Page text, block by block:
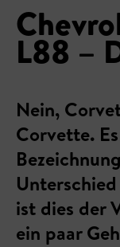
L88 –
Nein,
Corvette.
ist dies der
ein paar